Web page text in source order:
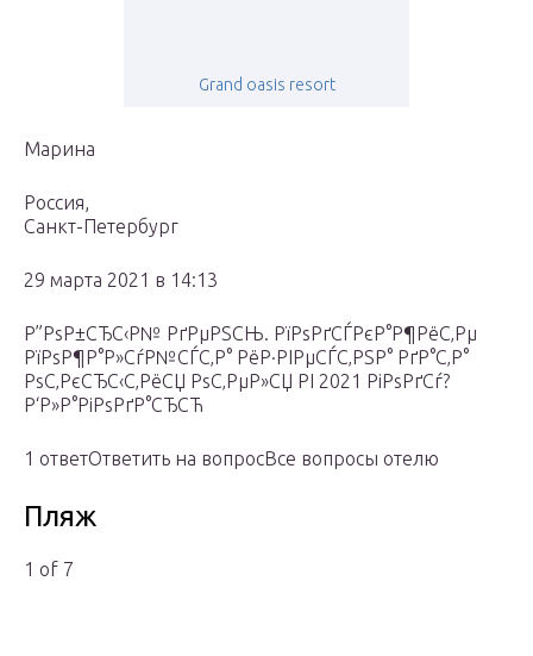
Grand oasis resort
Марина
Россия,
Санкт-Петербург
29 марта 2021 в 14:13
Р”РѕР±СЂС‹Р№ РґРµРЅСЊ. РїРѕРґСЃРєР°Р¶РёС‚Рµ
РїРѕР¶Р°Р»СѓР№СЃС‚Р° РёР·РІРµСЃС‚РЅР° РґР°С‚Р°
РѕС‚РєСЂС‹С‚РёСЏ РѕС‚РµР»СЏ РІ 2021 РіРѕРґСѓ?
Р‘Р»Р°РіРѕРґР°СЂСЋ
1 ответОтветить на вопросВсе вопросы отелю
Пляж
1 of 7